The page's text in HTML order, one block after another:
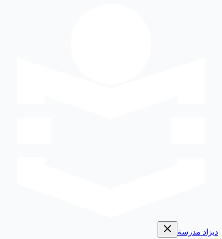
ديزاد مدرسة